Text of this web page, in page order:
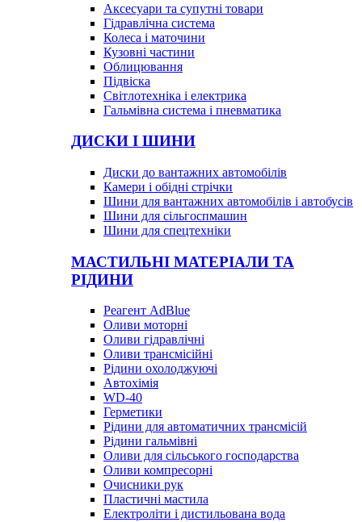
Аксесуари та супутні товари
Гідравлічна система
Колеса і маточини
Кузовні частини
Облицювання
Підвіска
Світлотехніка і електрика
Гальмівна система і пневматика
ДИСКИ І ШИНИ
Диски до вантажних автомобілів
Камери і обідні стрічки
Шини для вантажних автомобілів і автобусів
Шини для сільгоспмашин
Шини для спецтехніки
МАСТИЛЬНІ МАТЕРІАЛИ ТА
РІДИНИ
Реагент AdBlue
Оливи моторні
Оливи гідравлічні
Оливи трансмісійні
Рідини охолоджуючі
Автохімія
WD-40
Герметики
Рідини для автоматичних трансмісій
Рідини гальмівні
Оливи для сільського господарства
Оливи компресорні
Очисники рук
Пластичні мастила
Електроліти і дистильована вода